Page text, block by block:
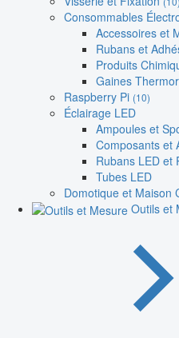
Consommables
Accessoires et
Rubans et
Produits
Gaines
Raspberry Pi (10)
Éclairage LED
Ampoules et
Composants et
Rubans LED et
Tubes LED
Domotique et Maison
Outils et